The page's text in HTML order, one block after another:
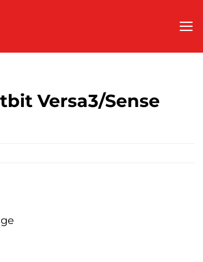
Versa3/Sense